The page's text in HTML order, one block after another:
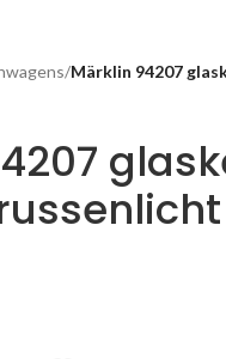
/Märklin 94207